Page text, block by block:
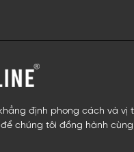
định phong cách và
chúng tôi đồng hành